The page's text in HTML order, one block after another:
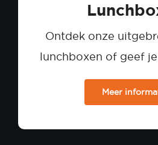
Ontdek onze
lunchboxen of geef
Meer